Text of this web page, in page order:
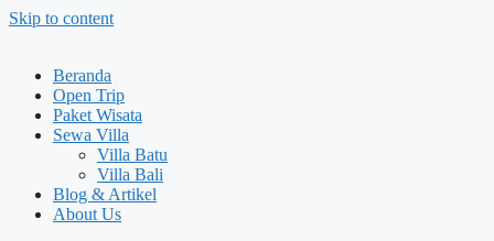
Skip to content
Beranda
Open Trip
Paket Wisata
Sewa Villa
Villa Batu
Villa Bali
Blog & Artikel
About Us